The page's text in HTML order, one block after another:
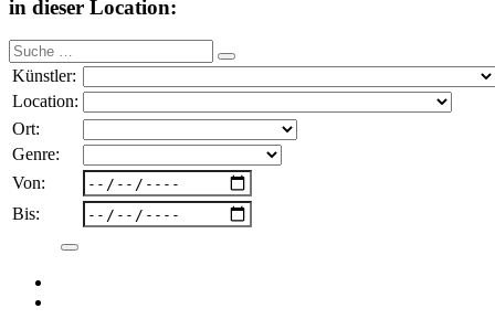
in dieser Location:
Suche
nach:
Künstler:
Location:
Ort:
Genre:
Von:
Bis: